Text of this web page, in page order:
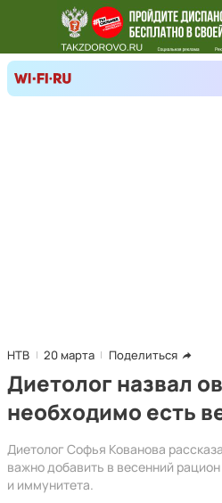
НТВ 20 марта Поделиться
Диетолог назвал
необходимо есть
Диетолог Софья Кованова
важно добавить в весенний
и иммунитета.